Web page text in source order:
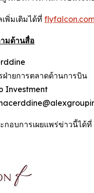
พิ่มเติมได้ที่
มด้านสื่อ
ฝ่ายการตลาดด้านการบิน
Investment
กอบการเผยแพร่ข่าวนี้ได้ที่